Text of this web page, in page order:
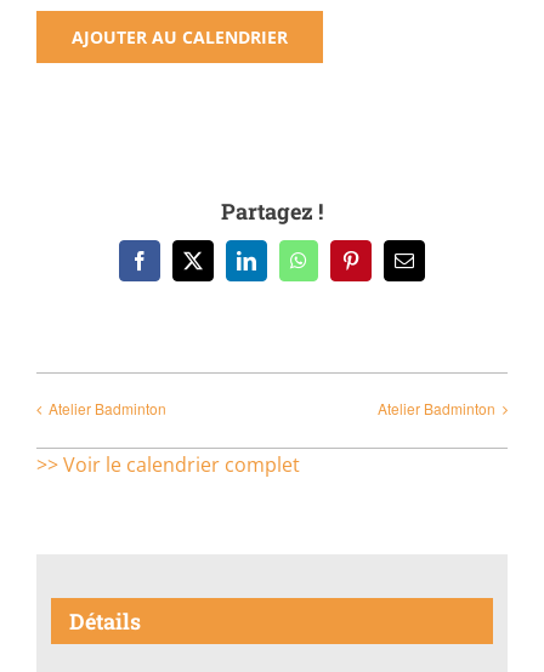
AJOUTER AU CALENDRIER
Partagez !
Facebook
X LinkedInWhatsAppPinterestEmail
Atelier Badminton Atelier Badminton
>> Voir le calendrier complet
Détails